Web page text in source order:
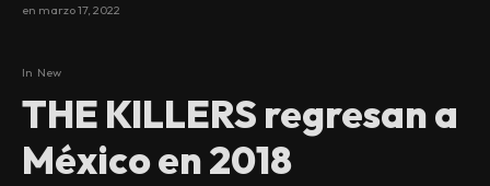
en marzo 17, 2022
In New
THE KILLERS regresan a
México en 2018